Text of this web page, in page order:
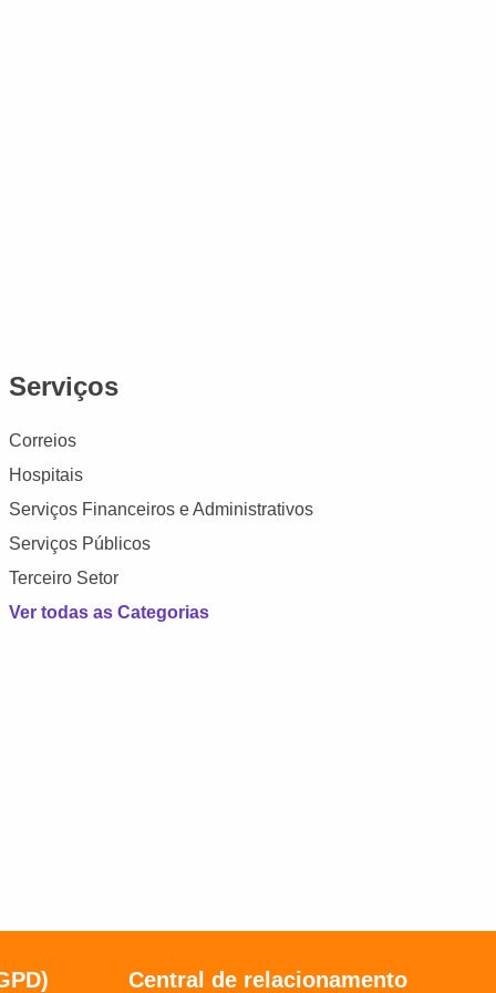
Serviços
Correios
Hospitais
Serviços Financeiros e Administrativos
Serviços Públicos
Terceiro Setor
Ver todas as Categorias
Central de relacionamento